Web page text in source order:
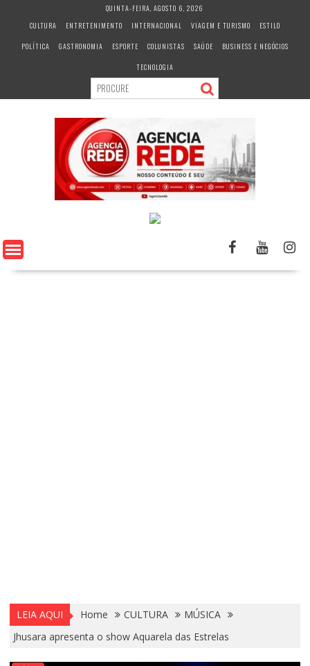
c
QUINTA-FEIRA, AGOSTO 6, 2026
CULTURA
ENTRETENIMENTO INTERNACIONAL VIAGEM E TURISMO
ESTILO
POLÍTICA
GASTRONOMIA ESPORTE COLUNISTAS SAÚDE
BUSINESS E NEGÓCIOS
TECNOLOGIA
LEIA AQUI Home CULTURA
MÚSICA
Jhusara apresenta o show Aquarela das Estrelas